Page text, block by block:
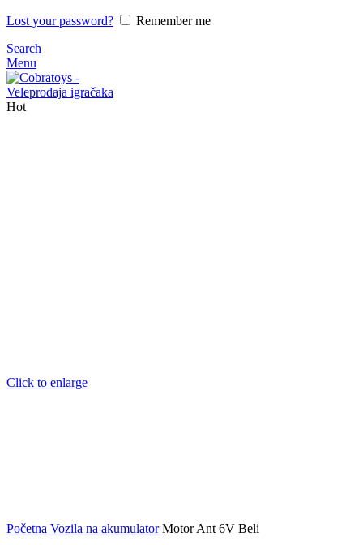
Lost your password?
Remember me
Search
Menu
Hot
Click to enlarge
Početna Vozila na akumulatorMotor Ant 6V Beli